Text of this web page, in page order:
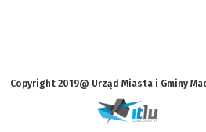
Copyright 2019@ Urząd Miasta i Gminy